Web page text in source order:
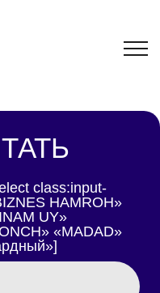
class:input-
HAMROH»
UY»
«MADAD»